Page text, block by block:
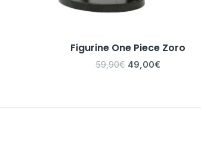
Figurine One Piece Zoro
59,90€ 49,00€